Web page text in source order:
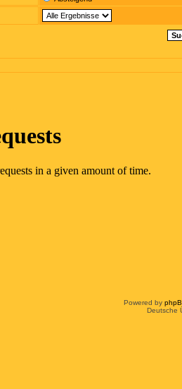
Powered by
Deutsche